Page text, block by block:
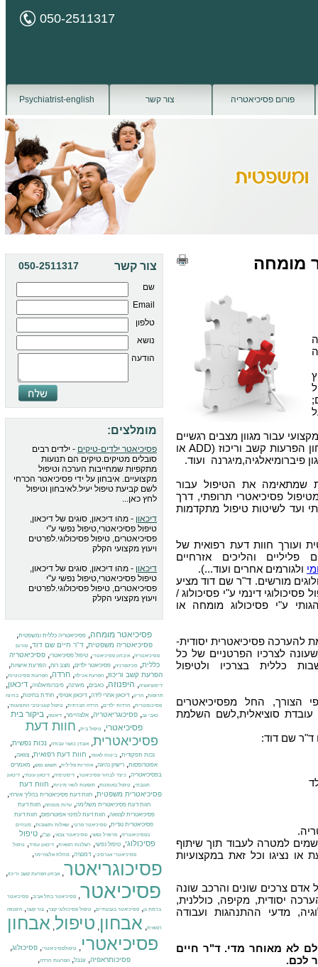
050-2511317
פורום פסיכיאטריה צור קשר Psychiatrist-english
מומחה
עבור מגוון מצבים רגשיים
, איבחון הפרעות קשב וריכוז (ADD או
שמתאימה את הטיפול עבור
פסיכיאטרי תרופתי, דרך
ועד לשיטות טיפול מתקדמות
ועורך חוות דעת רפואית של
והליכים אזרחיים
ולגורמים אחרים ועוד...).
מורשים. ד"ר שם דוד מציע
דינמי ע"י פסיכולוג /
ע"י פסיכולוג מומחה או
להערכה פסיכיאטרית יסודית-
לצרכיו הפרטניים של כל
כללית בצרכיו ולטיפול
הצורך, החל מפסיכיאטרים
עובדת סוציאלית,לשם השלמת
ד"ר שם דוד:
למטרה לעבוד תוך שיתוף
נציגו וכל זאת במקצועיות
צרכים שונים והרכב שונה
יסודית, מקיפה, כוללנית,
מדעי ההתנהגות ועבודה
לא מאוחר מדי. ד"ר חיים
לכם.
050-2511317 צור קשר
שם
Email
טלפון
נושא
הודעה
מומלצים:
פסיכיאטר ילדים-טיקים - ילדים רבים
סובלים מטיקים.טיקים הם תנועות
מתקפיות שמחייבות הערכה וטיפול
מקצועיים. איבחון על ידי פסיכיאטר הכרחי
לשם קביעת טיפול יעיל.לאיבחון וטיפול
לחץ כאן...
דיכאון - מהו דיכאון, סוגים של דיכאון,
טיפול פסיכיאטרי,טיפול נפשי ע"י
פסיכיאטרים, טיפול פסיכולוגי.לפרטים
ויעוץ מקצועי הקלק
דיכאון - מהו דיכאון, סוגים של דיכאון,
טיפול פסיכיאטרי,טיפול נפשי ע"י
פסיכיאטרים, טיפול פסיכולוגי.לפרטים
ויעוץ מקצועי הקלק
פסיכיאטר מומחה, פסיכיאטריה כללית ומשפטית,
פסיכיאטריה משפטית, ד"ר חיים שם דוד, פורום
פסיכיאטריה,איבחון פסיכיאטרי,טיפול פסיכיאטרי,פסיכיאטריה
כללית, סכיזופרניה, פסיכיאטר ילדים, מצב רוח, הפרעת אישיות,
הפרעת קשב וריכוז, הפרעת אכילה, חרדה, הפרעות פסיכוטיות,
דיסוציאציה, היפנוזה, כאבים, מיגרנה, פיברומיאלגיה, דיכאון,
תרופות,הריון,דיכאון אחרי לידה,דיכאון אטיפי,חרדת בחינות,בחינה
פסיכומטרית, חרדות ילדים, חרדה חברתית,טיפול קוגניטיבי התנהגותי,
כאבי גב,פסיכוגריאטריה,אלצהיימר,דיאטה,ביקור בית
פסיכיאטרי, טיפול בית, חוות דעת
פסיכיאטרית, אובדן כושר עבודה, נכות נפשית,
נכות תפקודית,ביטוח לאומי, חוות דעת רפואית,צוואה,
אפוטרופסות, רישיון נהיגה, אחריות פלילית, תשוש נפש, מאמרים
בפסיכיאטריה,כיצד לבחור פסיכיאטר,דיסטימיה,דיכאון עונתי,דיכאון
תגובתי,טיפול באומנות,תופעות לוואי מיניות, חוות דעת
פסיכיאטרית משפטית,חוות דעת פסיכיאטרית בהליך אזרחי,
חוות דעת פסיכיאטרית משלימה, עדות מומחה, חוות דעת
פסיכיאטרית לצוואה,חוות דעת למינוי אפוטרופוס,חוות דעת
פסיכיאטרית נגדית,פסיכיאטר פרטי,שאלות ותשובות,מונחים
בפסיכיאטריה,פרופיל נפשי,פסיכיאטר צבאי,קב"ן,טיפול
פסיכולוגי, טיפול נפשי, רשלנות רפואית, דיכאון עמיד, טיפול
פסיכיאטרי אגרסיבי,דמנציה, מחלת אלצהיימר,
פסיכוגריאטר, אבחון הפרעת קשב וריכוז,
פסיכיאטר, פסיכיאטר בתל אביב, פסיכיאטר
ברמת גן, פסיכיאטר בגבעתיים, טיפול פסיכולוגי קצר, צור קשר, היפנוזה
רפואית, אבחון, טיפול, אבחון
פסיכיאטרי, טיפולפסיכיאטרי, פסיכולוג,
פסיכותראפיה, ענבל, הפרעות חרדה,